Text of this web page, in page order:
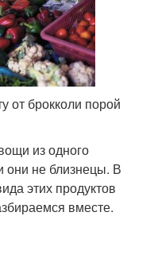
от брокколи порой
из одного
они не близнецы. В
этих продуктов
вместе.